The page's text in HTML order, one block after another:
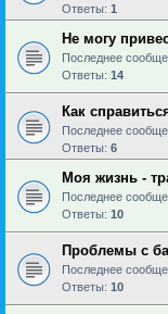
Ответы: 1
Не могу
Последнее
Ответы: 14
Как
Последнее
Ответы: 6
Моя жизнь -
Последнее
Ответы: 10
Проблемы с
Последнее
Ответы: 10